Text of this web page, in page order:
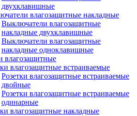
двухклавишные
влагозащитные накладные
Выключатели влагозащитные
накладные двухклавишные
Выключатели влагозащитные
накладные одноклавишные
влагозащитные
влагозащитные встраиваемые
Розетки влагозащитные встраиваемые
двойные
Розетки влагозащитные встраиваемые
одинарные
влагозащитные накладные